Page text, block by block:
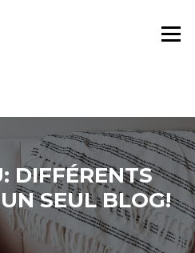
Menu
DIFFÉRENTS
SEUL BLOG!